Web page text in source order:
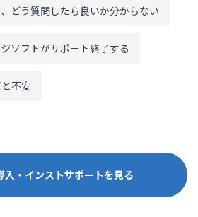
どう質問したら良いか分からない
ソフトがサポート終了する
不安
入・インストサポートを見る